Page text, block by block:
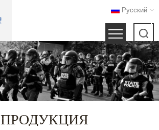
Русский
ПРОДУКЦИЯ